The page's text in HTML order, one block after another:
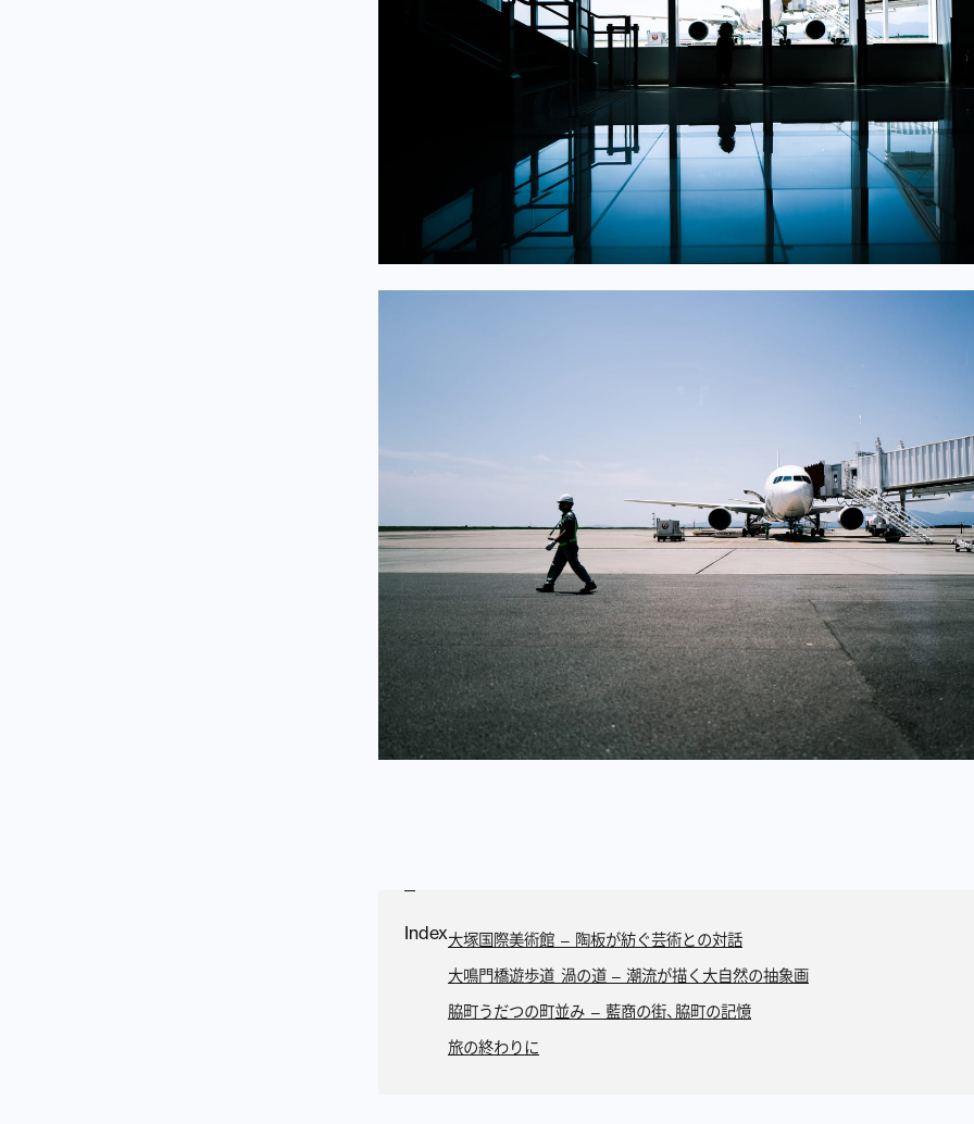
Index大塚国際美術館 – 陶板が紡ぐ芸術との対話
大鳴門橋遊歩道 渦の道 – 潮流が描く大自然の抽象画
脇町うだつの町並み – 藍商の街、脇町の記憶
旅の終わりに